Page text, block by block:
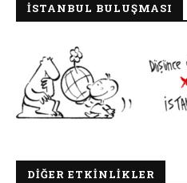
İSTANBUL BULUŞMASI
DIĞER ETKINLIKLER